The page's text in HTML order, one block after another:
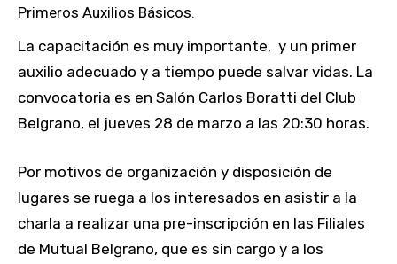
Primeros Auxilios Básicos.
La capacitación es muy importante, y un primer
auxilio adecuado y a tiempo puede salvar vidas. La
convocatoria es en Salón Carlos Boratti del Club
Belgrano, el jueves 28 de marzo a las 20:30 horas.
Por motivos de organización y disposición de
lugares se ruega a los interesados en asistir a la
charla a realizar una pre-inscripción en las Filiales
de Mutual Belgrano, que es sin cargo y a los